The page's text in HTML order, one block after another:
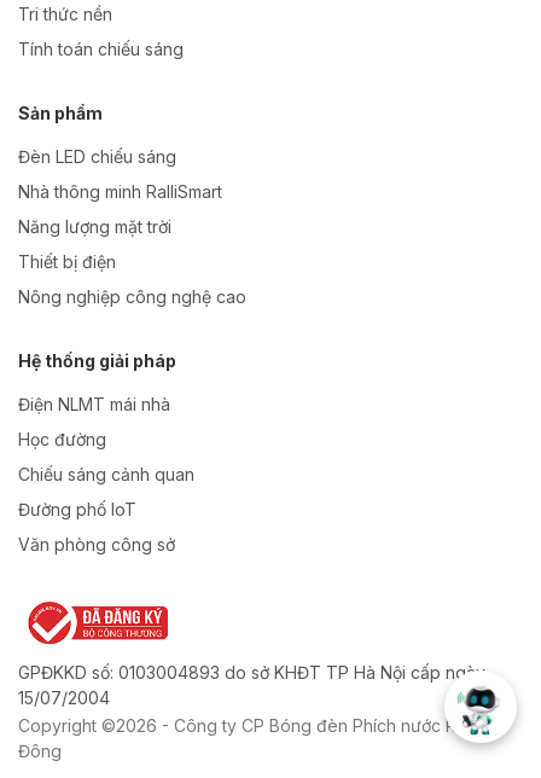
Tri thức nền
Tính toán chiếu sáng
Sản phẩm
Đèn LED chiếu sáng
Nhà thông minh RalliSmart
Năng lượng mặt trời
Thiết bị điện
Nông nghiệp công nghệ cao
Hệ thống giải pháp
Điện NLMT mái nhà
Học đường
Chiếu sáng cảnh quan
Đường phố IoT
Văn phòng công sở
GPĐKKD số: 0103004893 do sở KHĐT TP Hà Nội cấp ngày
15/07/2004
Copyright ©2026 - Công ty CP Bóng đèn Phích nước Rạng
Đông